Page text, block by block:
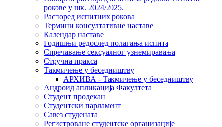
рокове у шк. 2024/2025.
Распоред испитних рокова
Термини консултативне наставе
Календар наставе
Годишњи редослед полагања испита
Спречавање сексуалног узнемиравања
Стручна пракса
Такмичење у беседништву
АРХИВА - Такмичење у беседништву
Андроид апликација Факултета
Студент продекан
Студентски парламент
Савез студената
Регистроване студентске организације